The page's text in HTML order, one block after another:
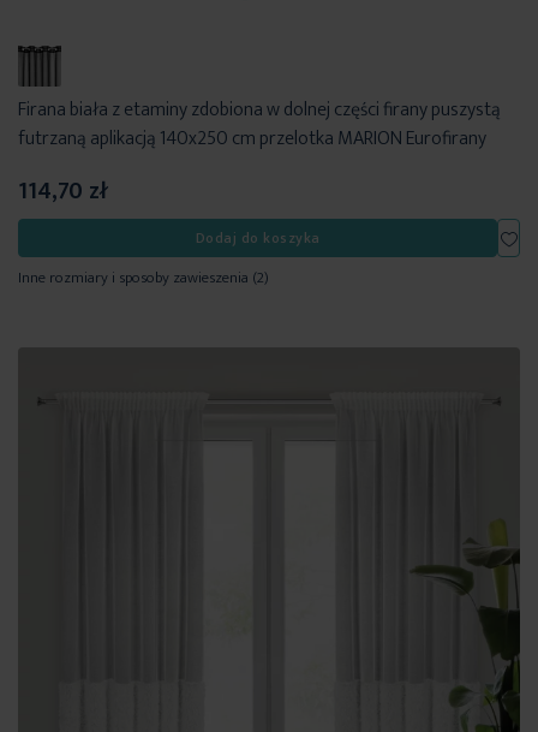
Firana biała z etaminy zdobiona w dolnej części firany puszystą
futrzaną aplikacją 140x250 cm przelotka MARION Eurofirany
114,70 zł
Dodaj do koszyka
Inne rozmiary i sposoby zawieszenia (2)